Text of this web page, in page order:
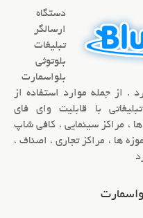
دستگاه
ارسالگر
تبلیغات
بلوتوثی
بلواسمارت
. از جمله موارد استفاده از
با قابلیت وای فای
، مراکز سینمایی ، کافی شاپ
ها ، مراکز تجاری ، اصناف ،